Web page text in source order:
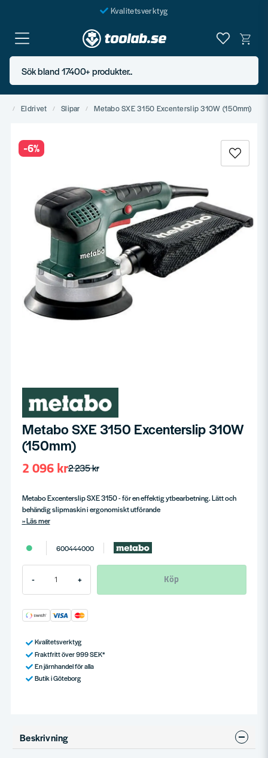
Kvalitetsverktyg
Fraktfritt över 999 SEK*
En järnhandel för alla
Butik i Göteborg
Sök bland 17400+ produkter..
Eldrivet Slipar Metabo SXE 3150 Excenterslip 310W (150mm)
-6%
Metabo SXE 3150 Excenterslip 310W
(150mm)
2 235 kr
2 096 kr
Metabo Excenterslip SXE 3150 - för en effektig ytbearbetning. Lätt och
behändig slipmaskin i ergonomiskt utförande
Läs mer
600444000
- + Köp
Kvalitetsverktyg
Fraktfritt över 999 SEK*
En järnhandel för alla
Butik i Göteborg
Beskrivning